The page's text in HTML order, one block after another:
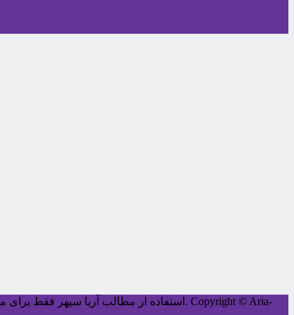
استفاده از مطالب آریا سپهر فقط برای کليه حقوق اين سايت متعلق به آریا سپهر می‌باشد. Copyright © Aria-